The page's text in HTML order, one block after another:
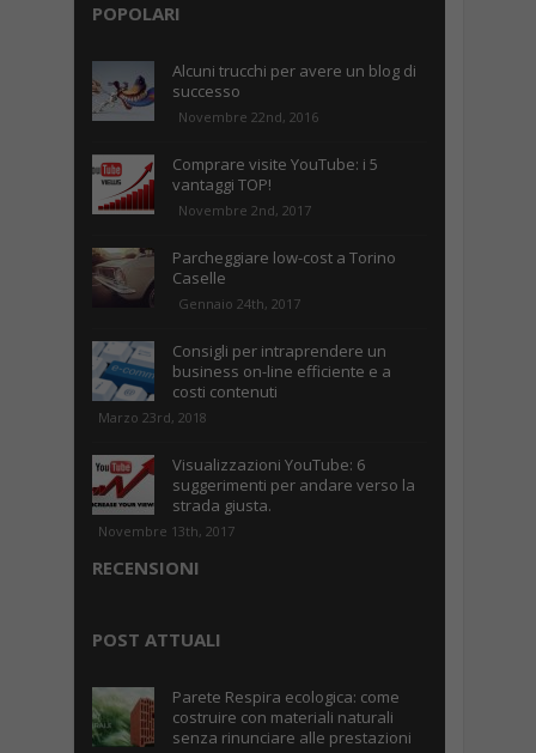
POPOLARI
Alcuni trucchi per avere un blog di
successo
Novembre 22nd, 2016
Comprare visite YouTube: i 5
vantaggi TOP!
Novembre 2nd, 2017
Parcheggiare low-cost a Torino
Caselle
Gennaio 24th, 2017
Consigli per intraprendere un
business on-line efficiente e a
costi contenuti
Marzo 23rd, 2018
Visualizzazioni YouTube: 6
suggerimenti per andare verso la
strada giusta.
Novembre 13th, 2017
RECENSIONI
POST ATTUALI
Parete Respira ecologica: come
costruire con materiali naturali
senza rinunciare alle prestazioni